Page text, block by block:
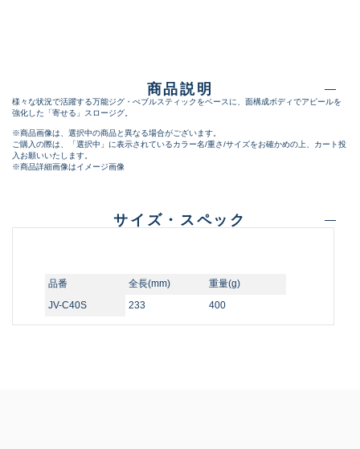
商品説明
様々な状況で活躍する万能ジグ・ぺブルスティックをベースに、面構成ボディでアピールを
強化した「寄せる」スロージグ。
※商品画像は、選択中の商品と異なる場合がございます。
ご購入の際は、「選択中」に表示されているカラー名/重さ/サイズをお確かめの上、カート投
入お願いいたします。
※商品詳細画像はイメージ画像
サイズ・スペック
品番 全長(mm)
重量(g)
JV-C40S
233 400